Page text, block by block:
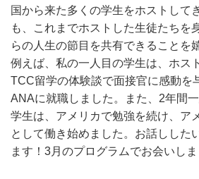
国から来た多くの学生をホストして
も、これまでホストした生徒たちを
らの人生の節目を共有できることを
例えば、私の一人目の学生は、ホス
TCC留学の体験談で面接官に感動を
ANAに就職しました。また、2年間
学生は、アメリカで勉強を続け、ア
として働き始めました。お話しした
ます！3月のプログラムでお会いしま